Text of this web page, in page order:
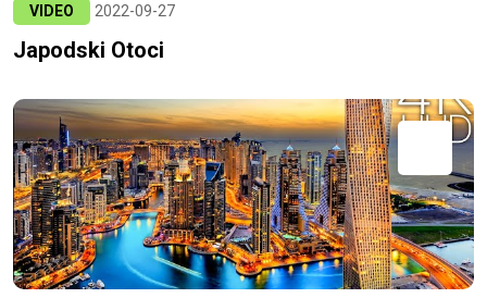
VIDEO 2022-09-27
Japodski Otoci